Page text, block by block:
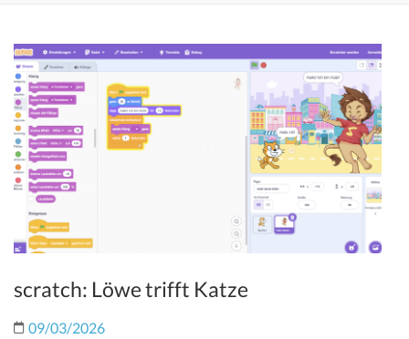
scratch: Löwe trifft Katze
09/03/2026